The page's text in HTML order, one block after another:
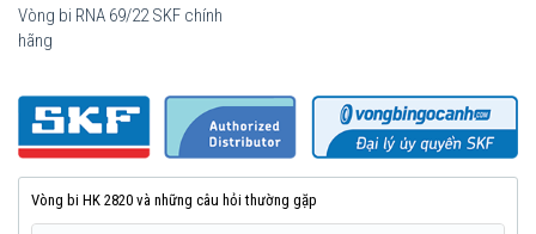
Vòng bi RNA 69/22 SKF chính
hãng
Vòng bi HK 2820 và những câu hỏi thường gặp